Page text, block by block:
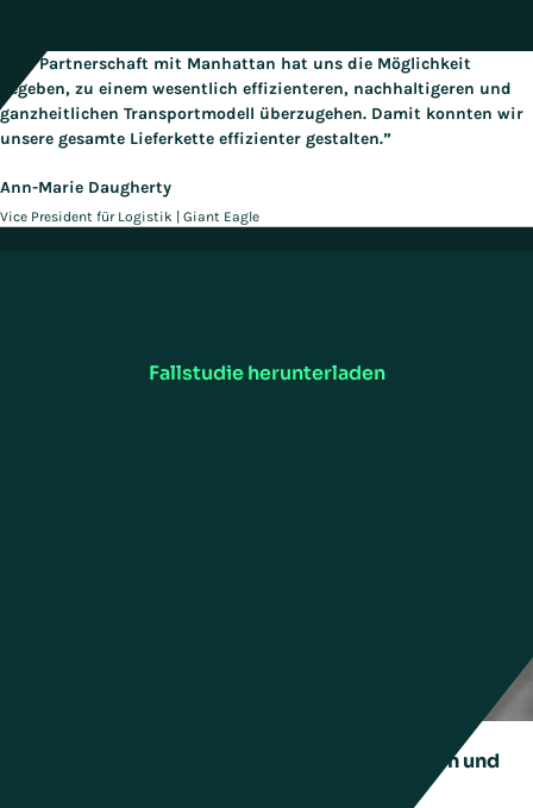
„Die Partnerschaft mit Manhattan hat uns die Möglichkeit
gegeben, zu einem wesentlich effizienteren, nachhaltigeren und
ganzheitlichen Transportmodell überzugehen. Damit konnten wir
unsere gesamte Lieferkette effizienter gestalten.”
Ann-Marie Daugherty
Vice President für Logistik | Giant Eagle
Fallstudie herunterladen
BESTSELLER: Globale Mode dank Innovation und